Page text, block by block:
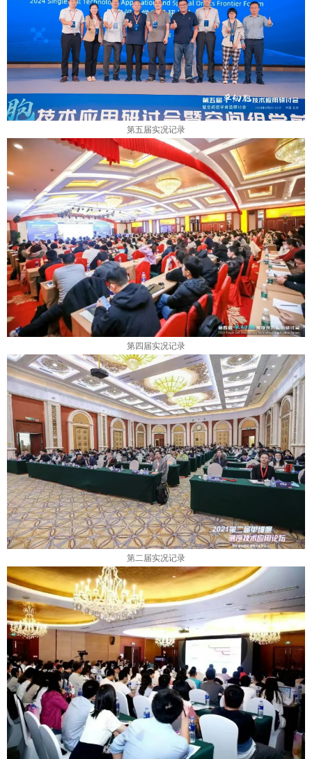
第五届实况记录
第四届实况记录
第二届实况记录